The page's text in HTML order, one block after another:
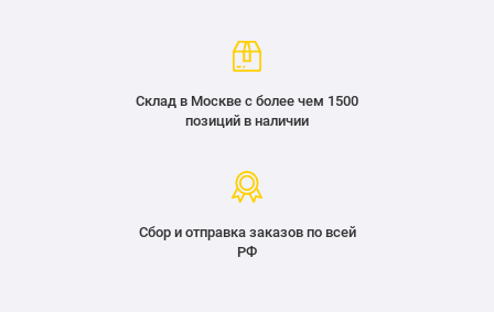
Склад в Москве с более чем 1500
позиций в наличии
Сбор и отправка заказов по всей
РФ